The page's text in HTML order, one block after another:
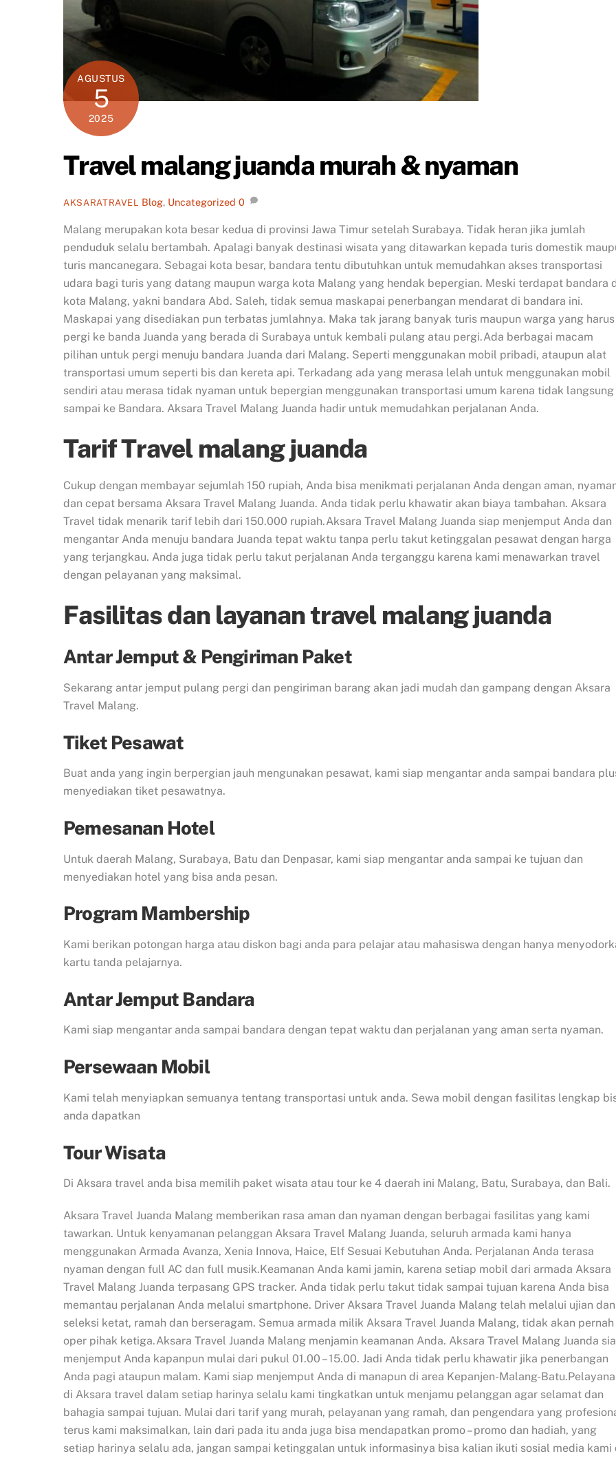
AGUSTUS
5
2025
Travel malang juanda murah & nyaman
AKSARATRAVEL Blog, Uncategorized 0
Malang merupakan kota besar kedua di provinsi Jawa Timur setelah Surabaya. Tidak heran jika jumlah
penduduk selalu bertambah. Apalagi banyak destinasi wisata yang ditawarkan kepada turis domestik
turis mancanegara. Sebagai kota besar, bandara tentu dibutuhkan untuk memudahkan akses transportasi
udara bagi turis yang datang maupun warga kota Malang yang hendak bepergian. Meski terdapat bandara
kota Malang, yakni bandara Abd. Saleh, tidak semua maskapai penerbangan mendarat di bandara ini.
Maskapai yang disediakan pun terbatas jumlahnya. Maka tak jarang banyak turis maupun warga yang harus
pergi ke banda Juanda yang berada di Surabaya untuk kembali pulang atau pergi.Ada berbagai macam
pilihan untuk pergi menuju bandara Juanda dari Malang. Seperti menggunakan mobil pribadi, ataupun alat
transportasi umum seperti bis dan kereta api. Terkadang ada yang merasa lelah untuk menggunakan mobil
sendiri atau merasa tidak nyaman untuk bepergian menggunakan transportasi umum karena tidak langsung
sampai ke Bandara. Aksara Travel Malang Juanda hadir untuk memudahkan perjalanan Anda.
Tarif Travel malang juanda
Cukup dengan membayar sejumlah 150 rupiah, Anda bisa menikmati perjalanan Anda dengan aman,
dan cepat bersama Aksara Travel Malang Juanda. Anda tidak perlu khawatir akan biaya tambahan. Aksara
Travel tidak menarik tarif lebih dari 150.000 rupiah.Aksara Travel Malang Juanda siap menjemput Anda dan
mengantar Anda menuju bandara Juanda tepat waktu tanpa perlu takut ketinggalan pesawat dengan harga
yang terjangkau. Anda juga tidak perlu takut perjalanan Anda terganggu karena kami menawarkan travel
dengan pelayanan yang maksimal.
Fasilitas dan layanan travel malang juanda
Antar Jemput & Pengiriman Paket
Sekarang antar jemput pulang pergi dan pengiriman barang akan jadi mudah dan gampang dengan Aksara
Travel Malang.
Tiket Pesawat
Buat anda yang ingin berpergian jauh mengunakan pesawat, kami siap mengantar anda sampai bandara
menyediakan tiket pesawatnya.
Pemesanan Hotel
Untuk daerah Malang, Surabaya, Batu dan Denpasar, kami siap mengantar anda sampai ke tujuan dan
menyediakan hotel yang bisa anda pesan.
Program Mambership
Kami berikan potongan harga atau diskon bagi anda para pelajar atau mahasiswa dengan hanya
kartu tanda pelajarnya.
Antar Jemput Bandara
Kami siap mengantar anda sampai bandara dengan tepat waktu dan perjalanan yang aman serta nyaman.
Persewaan Mobil
Kami telah menyiapkan semuanya tentang transportasi untuk anda. Sewa mobil dengan fasilitas lengkap
anda dapatkan
Tour Wisata
Di Aksara travel anda bisa memilih paket wisata atau tour ke 4 daerah ini Malang, Batu, Surabaya, dan Bali.
Aksara Travel Juanda Malang memberikan rasa aman dan nyaman dengan berbagai fasilitas yang kami
tawarkan. Untuk kenyamanan pelanggan Aksara Travel Malang Juanda, seluruh armada kami hanya
menggunakan Armada Avanza, Xenia Innova, Haice, Elf Sesuai Kebutuhan Anda. Perjalanan Anda terasa
nyaman dengan full AC dan full musik.Keamanan Anda kami jamin, karena setiap mobil dari armada Aksara
Travel Malang Juanda terpasang GPS tracker. Anda tidak perlu takut tidak sampai tujuan karena Anda bisa
memantau perjalanan Anda melalui smartphone. Driver Aksara Travel Juanda Malang telah melalui ujian dan
seleksi ketat, ramah dan berseragam. Semua armada milik Aksara Travel Juanda Malang, tidak akan pernah
oper pihak ketiga.Aksara Travel Juanda Malang menjamin keamanan Anda. Aksara Travel Malang Juanda
menjemput Anda kapanpun mulai dari pukul 01.00 – 15.00. Jadi Anda tidak perlu khawatir jika penerbangan
Anda pagi ataupun malam. Kami siap menjemput Anda di manapun di area Kepanjen-Malang-
di Aksara travel dalam setiap harinya selalu kami tingkatkan untuk menjamu pelanggan agar selamat dan
bahagia sampai tujuan. Mulai dari tarif yang murah, pelayanan yang ramah, dan pengendara yang
terus kami maksimalkan, lain dari pada itu anda juga bisa mendapatkan promo – promo dan hadiah, yang
setiap harinya selalu ada, jangan sampai ketinggalan untuk informasinya bisa kalian ikuti sosial media kami